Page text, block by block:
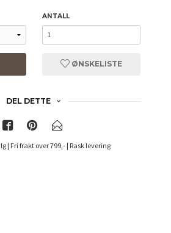
ANTALL
ØNSKELISTE
DEL DETTE
| Fri frakt over 799,- | Rask levering